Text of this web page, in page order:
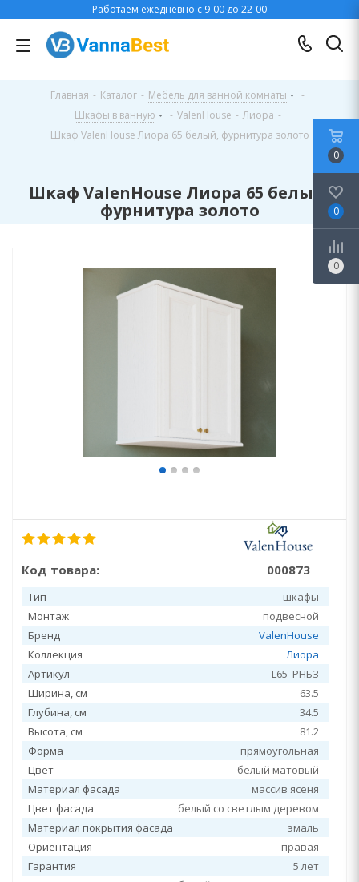
Работаем ежедневно с 9-00 до 22-00
Главная - Каталог - Мебель для ванной комнаты
-
Шкафы в ванную
- ValenHouse - Лиора -
Шкаф ValenHouse Лиора 65 белый, фурнитура золото
Шкаф ValenHouse Лиора 65 белый,
фурнитура золото
Код товара: 000873
Тип
шкафы
Монтаж
подвесной
Бренд
ValenHouse
Коллекция
Лиора
Артикул
L65_PHБЗ
Ширина, см
63.5
Глубина, см
34.5
Высота, см
81.2
Форма
прямоугольная
Цвет
белый матовый
Материал фасада
массив ясеня
Цвет фасада
белый со светлым деревом
Материал покрытия фасада
эмаль
Ориентация
правая
Гарантия
5 лет
0
0
0